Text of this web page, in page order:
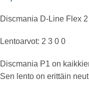
Discmania D-Line Flex
Lentoarvot: 2 3 0 0
Discmania P1 on
Sen lento on erittäin